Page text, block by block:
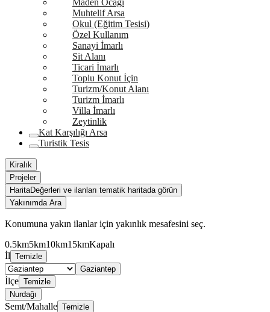
Maden Ocağı
Muhtelif Arsa
Okul (Eğitim Tesisi)
Özel Kullanım
Sanayi İmarlı
Sit Alanı
Ticari İmarlı
Toplu Konut İçin
Turizm/Konut Alanı
Turizm İmarlı
Villa İmarlı
Zeytinlik
Kat Karşılığı Arsa
Turistik Tesis
Kiralık
Projeler
HaritaDeğerleri ve ilanları tematik haritada görün
Yakınımda Ara
Konumuna yakın ilanlar için yakınlık mesafesini seç.
0.5km5km10km15kmKapalı
İl Temizle
Gaziantep
İlçe Temizle
Nurdağı
Semt/Mahalle Temizle